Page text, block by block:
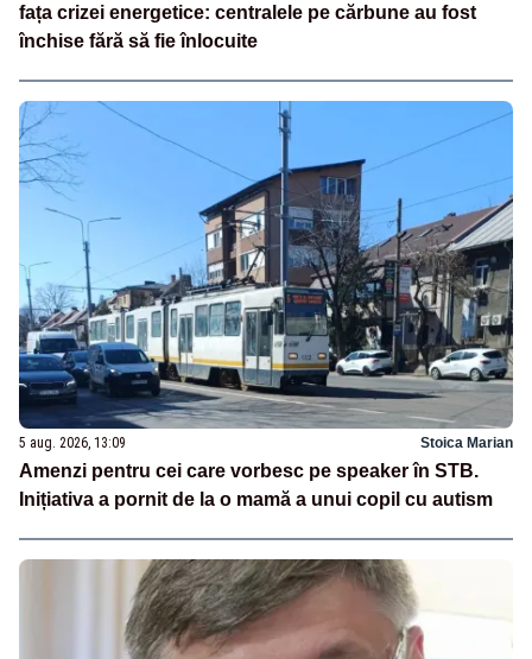
fața crizei energetice: centralele pe cărbune au fost
închise fără să fie înlocuite
5 aug. 2026, 13:09 Stoica Marian
Amenzi pentru cei care vorbesc pe speaker în STB.
Inițiativa a pornit de la o mamă a unui copil cu autism